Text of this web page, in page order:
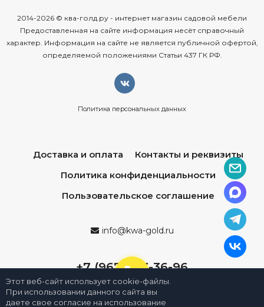
2014-2026 © ква-голд.ру - интернет магазин садовой мебели
Предоставленная на сайте информация несёт справочный
характер. Информация на сайте не является публичной офертой,
определяемой положениями Статьи 437 ГК РФ.
Политика персональных данных
Доставка и оплата
Контакты и реквизиты
Политика конфиденциальности
Пользовательское соглашение
info@kwa-gold.ru
+7 (967) 013-36-96
Этот веб-сайт использует cookie-файлы.
При использовании данного сайта вы
даете свое согласие на использование